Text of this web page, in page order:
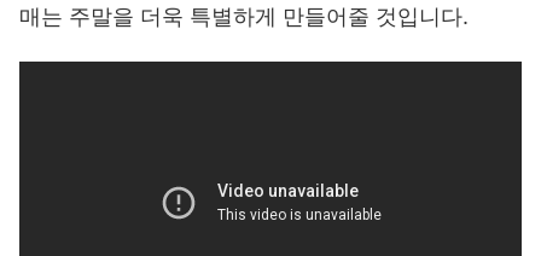
매는 주말을 더욱 특별하게 만들어줄 것입니다.